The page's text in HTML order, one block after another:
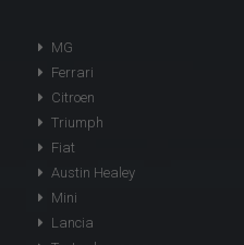
MG
Ferrari
Citroen
Triumph
Fiat
Austin Healey
Mini
Lancia